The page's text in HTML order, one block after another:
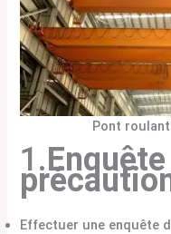
Pont
1.
Effectuer une enquête